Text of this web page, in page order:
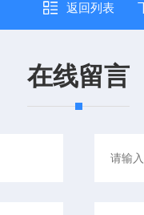
返回列表
在线留言